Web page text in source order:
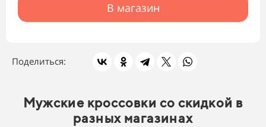
В магазин
Поделиться:
Мужские кроссовки со скидкой в
разных магазинах